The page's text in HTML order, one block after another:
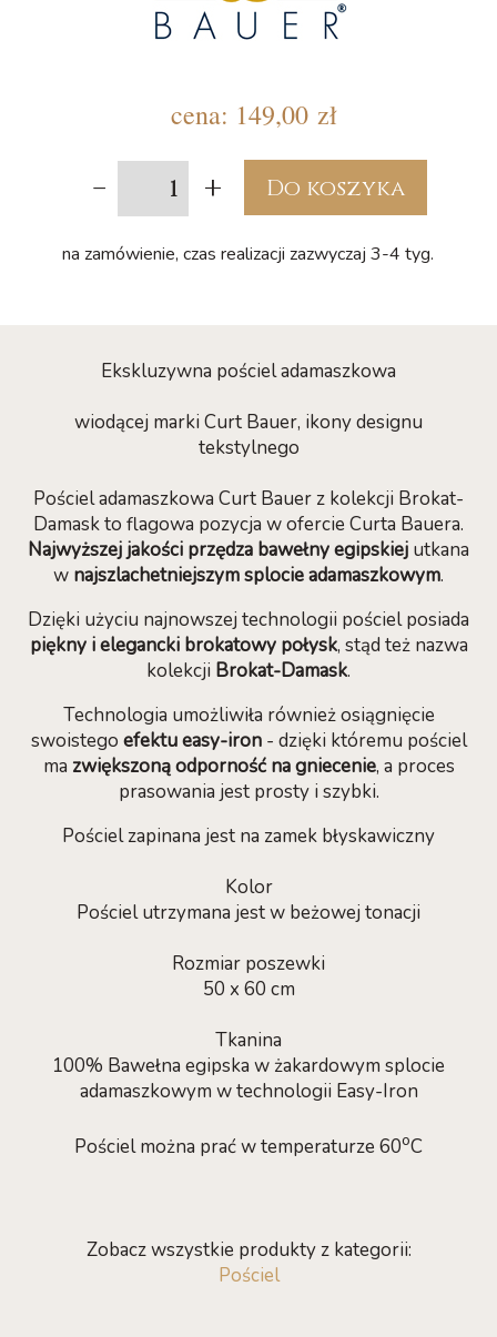
cena: 149,00 zł
- + Do koszyka
na zamówienie, czas realizacji zazwyczaj 3-4 tyg.
Ekskluzywna pościel adamaszkowa
wiodącej marki Curt Bauer, ikony designu
tekstylnego
Pościel adamaszkowa Curt Bauer z kolekcji Brokat-
Damask to flagowa pozycja w ofercie Curta Bauera.
Najwyższej jakości przędza bawełny egipskiej utkana
w najszlachetniejszym splocie adamaszkowym.
Dzięki użyciu najnowszej technologii pościel posiada
piękny i elegancki brokatowy połysk, stąd też nazwa
kolekcji Brokat-Damask.
Technologia umożliwiła również osiągnięcie
swoistego efektu easy-iron- dzięki któremu pościel
ma zwiększoną odporność na gniecenie, a proces
prasowania jest prosty i szybki.
Pościel zapinana jest na zamek błyskawiczny
Kolor
Pościel utrzymana jest w beżowej tonacji
Rozmiar poszewki
50 x 60 cm
Tkanina
100% Bawełna egipska w żakardowym splocie
adamaszkowym w technologii Easy-Iron
Pościel można prać w temperaturze 60oC
Zobacz wszystkie produkty z kategorii:
Pościel